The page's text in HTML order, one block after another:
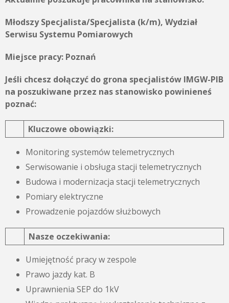
Młodszy Specjalista/Specjalista (k/m), Wydział
Serwisu Systemu Pomiarowych
Miejsce pracy: Poznań
Jeśli chcesz dołączyć do grona specjalistów IMGW-PIB
na poszukiwane przez nas stanowisko powinieneś
poznać:
Kluczowe obowiązki:
Monitoring systemów telemetrycznych
Serwisowanie i obsługa stacji telemetrycznych
Budowa i modernizacja stacji telemetrycznych
Pomiary elektryczne
Prowadzenie pojazdów służbowych
Nasze oczekiwania:
Umiejętność pracy w zespole
Prawo jazdy kat. B
Uprawnienia SEP do 1kV